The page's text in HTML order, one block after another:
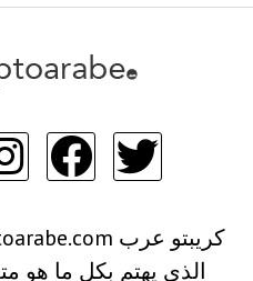
الذي يهتم بكل ما هو